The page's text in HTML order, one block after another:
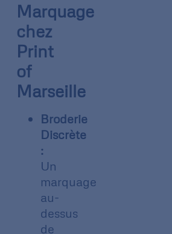
Marquage
chez
Print
of
Marseille
Broderie
Discrète
:
Un
marquage
au-
dessus
de